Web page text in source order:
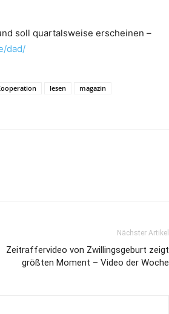
soll quartalsweise erscheinen –
dad/
lesen
magazin
Nächster Artikel
Zeitraffervideo von Zwillingsgeburt zeigt
größten Moment – Video der Woche